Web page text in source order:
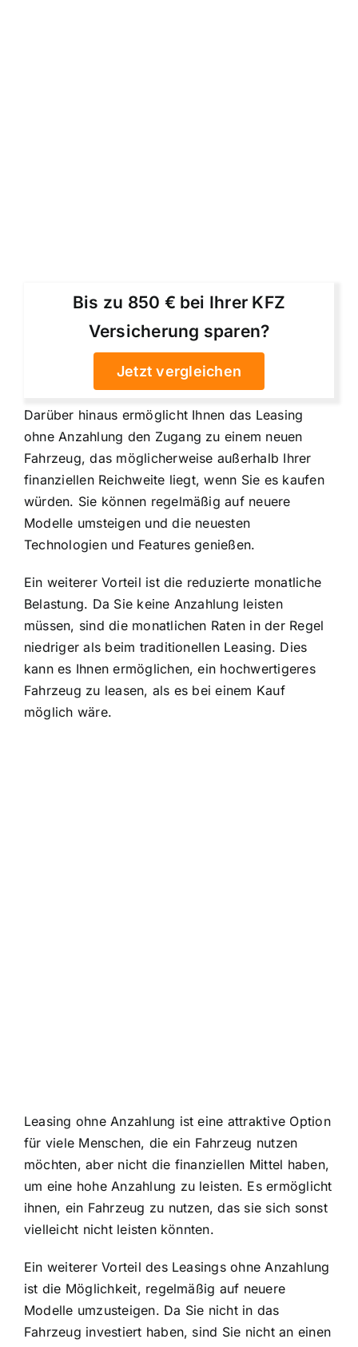
Bis zu 850 € bei Ihrer KFZ
Versicherung sparen?
Jetzt vergleichen
Darüber hinaus ermöglicht Ihnen das Leasing
ohne Anzahlung den Zugang zu einem neuen
Fahrzeug, das möglicherweise außerhalb Ihrer
finanziellen Reichweite liegt, wenn Sie es kaufen
würden. Sie können regelmäßig auf neuere
Modelle umsteigen und die neuesten
Technologien und Features genießen.
Ein weiterer Vorteil ist die reduzierte monatliche
Belastung. Da Sie keine Anzahlung leisten
müssen, sind die monatlichen Raten in der Regel
niedriger als beim traditionellen Leasing. Dies
kann es Ihnen ermöglichen, ein hochwertigeres
Fahrzeug zu leasen, als es bei einem Kauf
möglich wäre.
Leasing ohne Anzahlung ist eine attraktive Option
für viele Menschen, die ein Fahrzeug nutzen
möchten, aber nicht die finanziellen Mittel haben,
um eine hohe Anzahlung zu leisten. Es ermöglicht
ihnen, ein Fahrzeug zu nutzen, das sie sich sonst
vielleicht nicht leisten könnten.
Ein weiterer Vorteil des Leasings ohne Anzahlung
ist die Möglichkeit, regelmäßig auf neuere
Modelle umzusteigen. Da Sie nicht in das
Fahrzeug investiert haben, sind Sie nicht an einen